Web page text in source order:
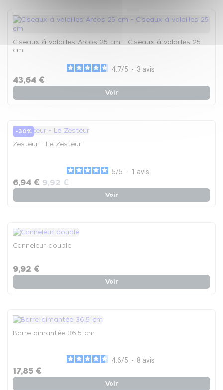
Ciseaux à volailles Arcos 25 cm - Ciseaux à volailles 25
cm
4.7/5 - 3 avis
43,64 €
Voir
-30%
Zesteur - Le Zesteur
5/5 - 1 avis
6,94 € 9,92 €
Voir
Canneleur double
9,92 €
Voir
Barre aimantée 36,5 cm
4.6/5 - 8 avis
17,85 €
Voir